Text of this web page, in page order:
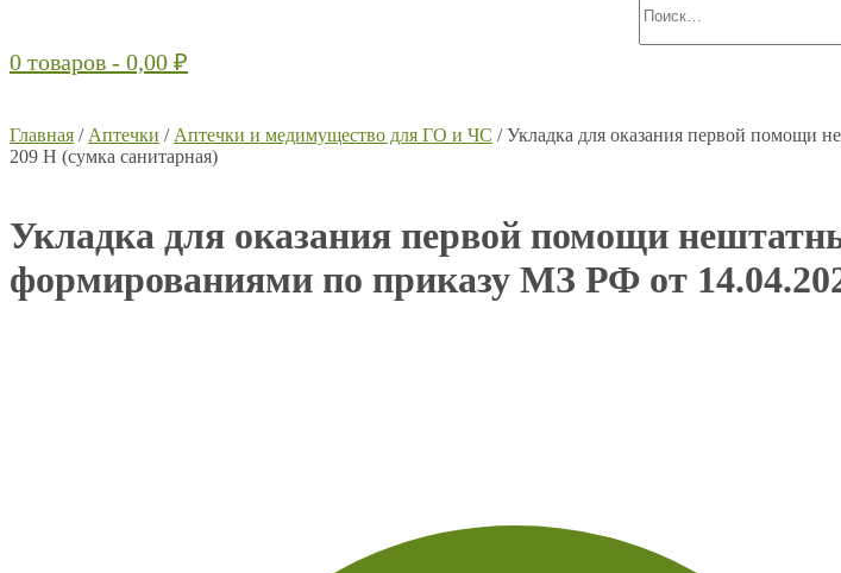
0 товаров - 0,00 ₽
Главная / Аптечки / Аптечки и медимущество для ГО и ЧС / Укладка для оказания первой помощи
209 Н (сумка санитарная)
Укладка для оказания первой помощи
формированиями по приказу МЗ РФ от